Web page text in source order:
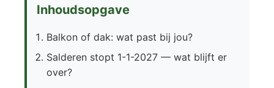
Inhoudsopgave
Balkon of dak: wat past bij jou?
Salderen stopt 1-1-2027 — wat blijft er
over?